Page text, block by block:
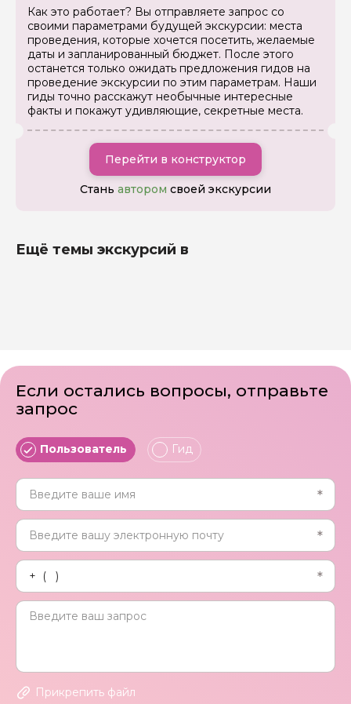
Как это работает? Вы отправляете запрос со
своими параметрами будущей экскурсии: места
проведения, которые хочется посетить, желаемые
даты и запланированный бюджет. После этого
останется только ожидать предложения гидов на
проведение экскурсии по этим параметрам. Наши
гиды точно расскажут необычные интересные
факты и покажут удивляющие, секретные места.
Перейти в конструктор
Стань автором своей экскурсии
Ещё темы экскурсий в
Если остались вопросы, отправьте
запрос
Пользователь Гид
Прикрепить файл